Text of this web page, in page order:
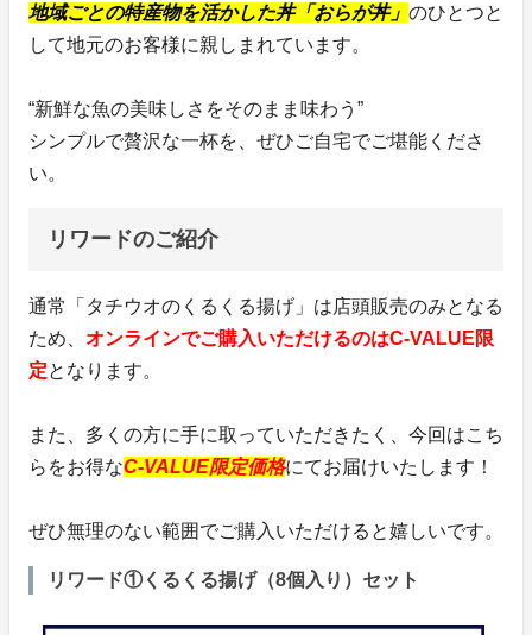
地域ごとの特産物を活かした丼「おらが丼」 のひとつと
して地元のお客様に親しまれています。
“新鮮な魚の美味しさをそのまま味わう”
シンプルで贅沢な一杯を、ぜひご自宅でご堪能くださ
い。
リワードのご紹介
通常「タチウオのくるくる揚げ」は店頭販売のみとなる
ため、 オンラインでご購入いただけるのはC-VALUE限
定となります。
また、多くの方に手に取っていただきたく、今回はこち
らをお得なC-VALUE限定価格にてお届けいたします！
ぜひ無理のない範囲でご購入いただけると嬉しいです。
リワード①くるくる揚げ（8個入り）セット